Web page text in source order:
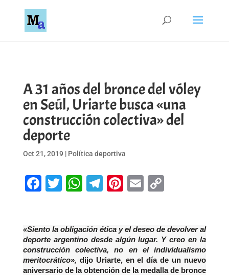
A 31 años del bronce del vóley
en Seúl, Uriarte busca «una
construcción colectiva» del
deporte
Oct 21, 2019 | Política deportiva
Facebook
Twitter
WhatsApp
Telegram
Pinterest
EmailCopy
«Siento la obligación ética y el deseo de devolver al
deporte argentino desde algún lugar. Y creo en la
construcción colectiva, no en el individualismo
meritocrático», dijo Uriarte, en el día de un nuevo
aniversario de la obtención de la medalla de bronce